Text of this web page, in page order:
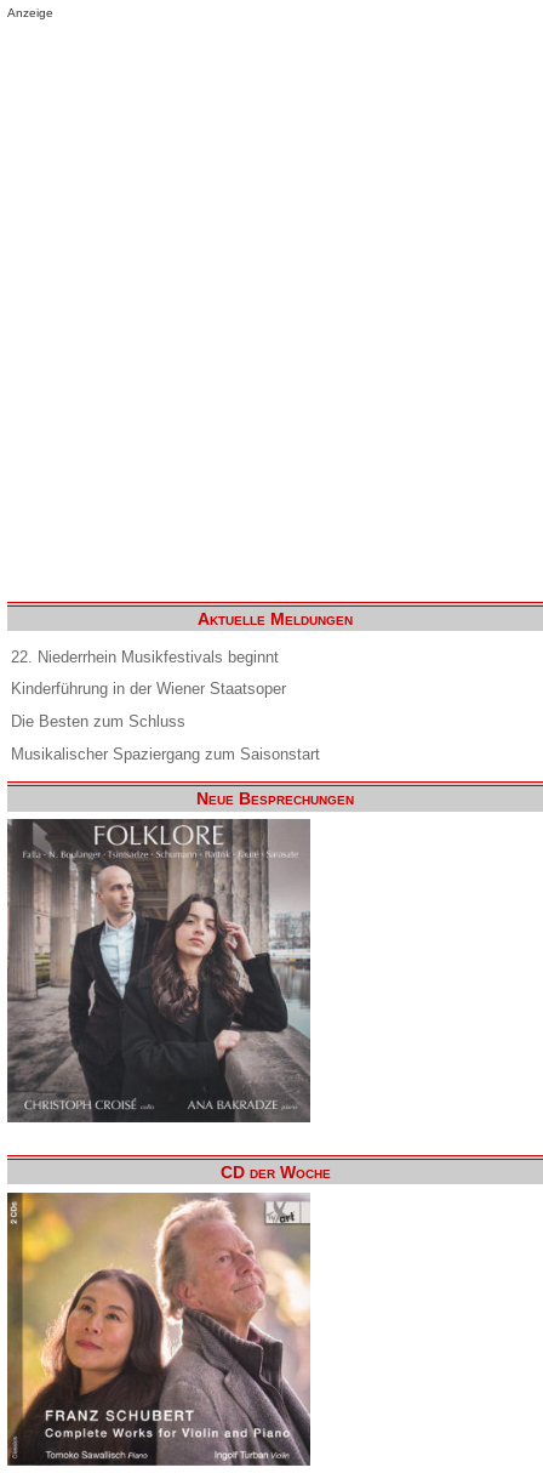
Anzeige
Aktuelle Meldungen
22. Niederrhein Musikfestivals beginnt
Kinderführung in der Wiener Staatsoper
Die Besten zum Schluss
Musikalischer Spaziergang zum Saisonstart
Neue Besprechungen
CD der Woche